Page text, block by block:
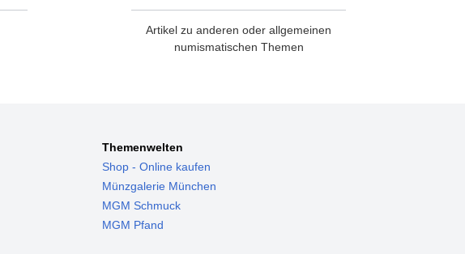
Artikel zu anderen oder allgemeinen
numismatischen Themen
Themenwelten
Shop - Online kaufen
Münzgalerie München
MGM Schmuck
MGM Pfand